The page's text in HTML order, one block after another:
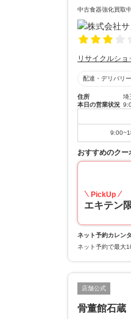
中古食器強化買取
リサイクルショ
配達・デリバリ
住所
埼
本日の営業状況
おすすめのクー
PickUp
エキテン
ネット予約カレン
ネット予約で最大
店舗公式
骨董館石蔵